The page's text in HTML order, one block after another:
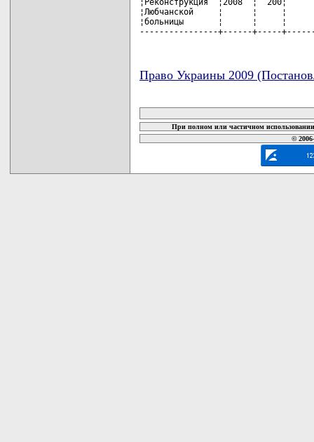
¦Реконструкция  ¦2008  ¦
¦Любчанской     ¦      ¦     ¦
¦больницы       ¦      ¦     ¦
----------------+------+-----
Право Украины 2009
При полном или частичном
©